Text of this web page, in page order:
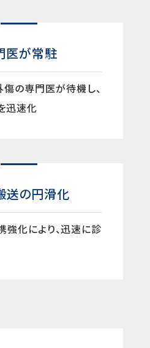
医が常駐
の専門医が待機し、
迅速化
送の円滑化
強化により、迅速に診